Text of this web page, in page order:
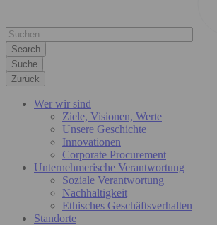
Suche
Zurück
Wer wir sind
Ziele, Visionen, Werte
Unsere Geschichte
Innovationen
Corporate Procurement
Unternehmerische Verantwortung
Soziale Verantwortung
Nachhaltigkeit
Ethisches Geschäftsverhalten
Standorte